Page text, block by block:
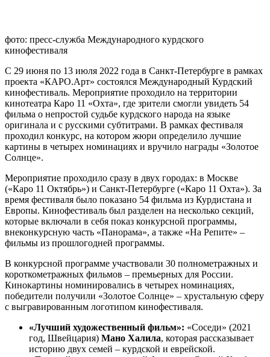
фото: пресс-служба Международного курдского
кинофестиваля
С 29 июня по 13 июля 2022 года в Санкт-Петербурге в рамках
проекта «КАРО.Арт» состоялся Международный Курдский
кинофестиваль. Мероприятие проходило на территории
кинотеатра Каро 11 «Охта», где зрители смогли увидеть 54
фильма о непростой судьбе курдского народа на языке
оригинала и с русскими субтитрами. В рамках фестиваля
проходил конкурс, на котором жюри определило лучшие
картины в четырех номинациях и вручило награды «Золотое
Солнце».
Мероприятие проходило сразу в двух городах: в Москве
(«Каро 11 Октябрь») и Санкт-Петербурге («Каро 11 Охта»). За
время фестиваля было показано 54 фильма из Курдистана и
Европы. Кинофестиваль был разделен на несколько секций,
которые включали в себя показ конкурсной программы,
внеконкурсную часть «Панорама», а также «На Репите» –
фильмы из прошлогодней программы.
В конкурсной программе участвовали 30 полнометражных и
короткометражных фильмов – премьерных для России.
Кинокартины номинировались в четырех номинациях,
победители получили «Золотое Солнце» – хрустальную сферу
с выгравированным логотипом кинофестиваля.
«Лучший художественный фильм»: «Соседи» (2021
год, Швейцария) Мано Халила, которая рассказывает
историю двух семей – курдской и еврейской.